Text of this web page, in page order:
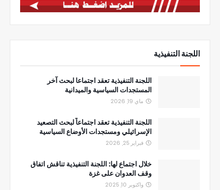
اللجنة التنفيذية
اللجنة التنفيذية تعقد اجتماعا لبحث آخر
المستجدات السياسية والميدانية
ماي 19, 2026
اللجنة التنفيذية تعقد اجتماعاً لبحث التصعيد
الإسرائيلي ومستجدات الأوضاع السياسية
فبراير 25, 2026
خلال اجتماع لها: اللجنة التنفيذية تناقش اتفاق
وقف العدوان على غزة
واكتوبر 10, 2025